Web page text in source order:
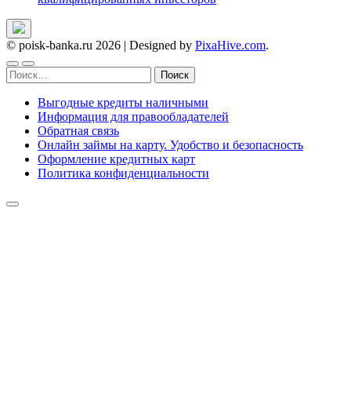
© poisk-banka.ru 2026 | Designed by PixaHive.com.
Найти:
Выгодные кредиты наличными
Информация для правообладателей
Обратная связь
Онлайн займы на карту. Удобство и безопасность
Оформление кредитных карт
Политика конфиденциальности